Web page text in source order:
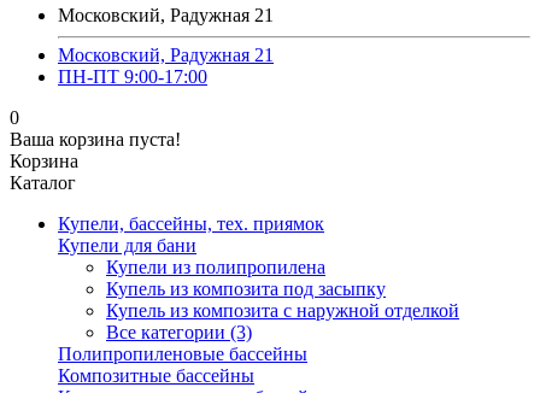
Московский, Радужная 21
Московский, Радужная 21
ПН-ПТ 9:00-17:00
0
Ваша корзина пуста!
Корзина
Каталог
Купели, бассейны, тех. приямок
Купели для бани
Купели из полипропилена
Купель из композита под засыпку
Купель из композита с наружной отделкой
Все категории (3)
Полипропиленовые бассейны
Композитные бассейны